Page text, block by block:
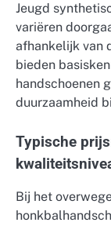
Jeugd
variëren
afhankelijk van
bieden
handschoenen
duurzaamheid
Typische
Bij het